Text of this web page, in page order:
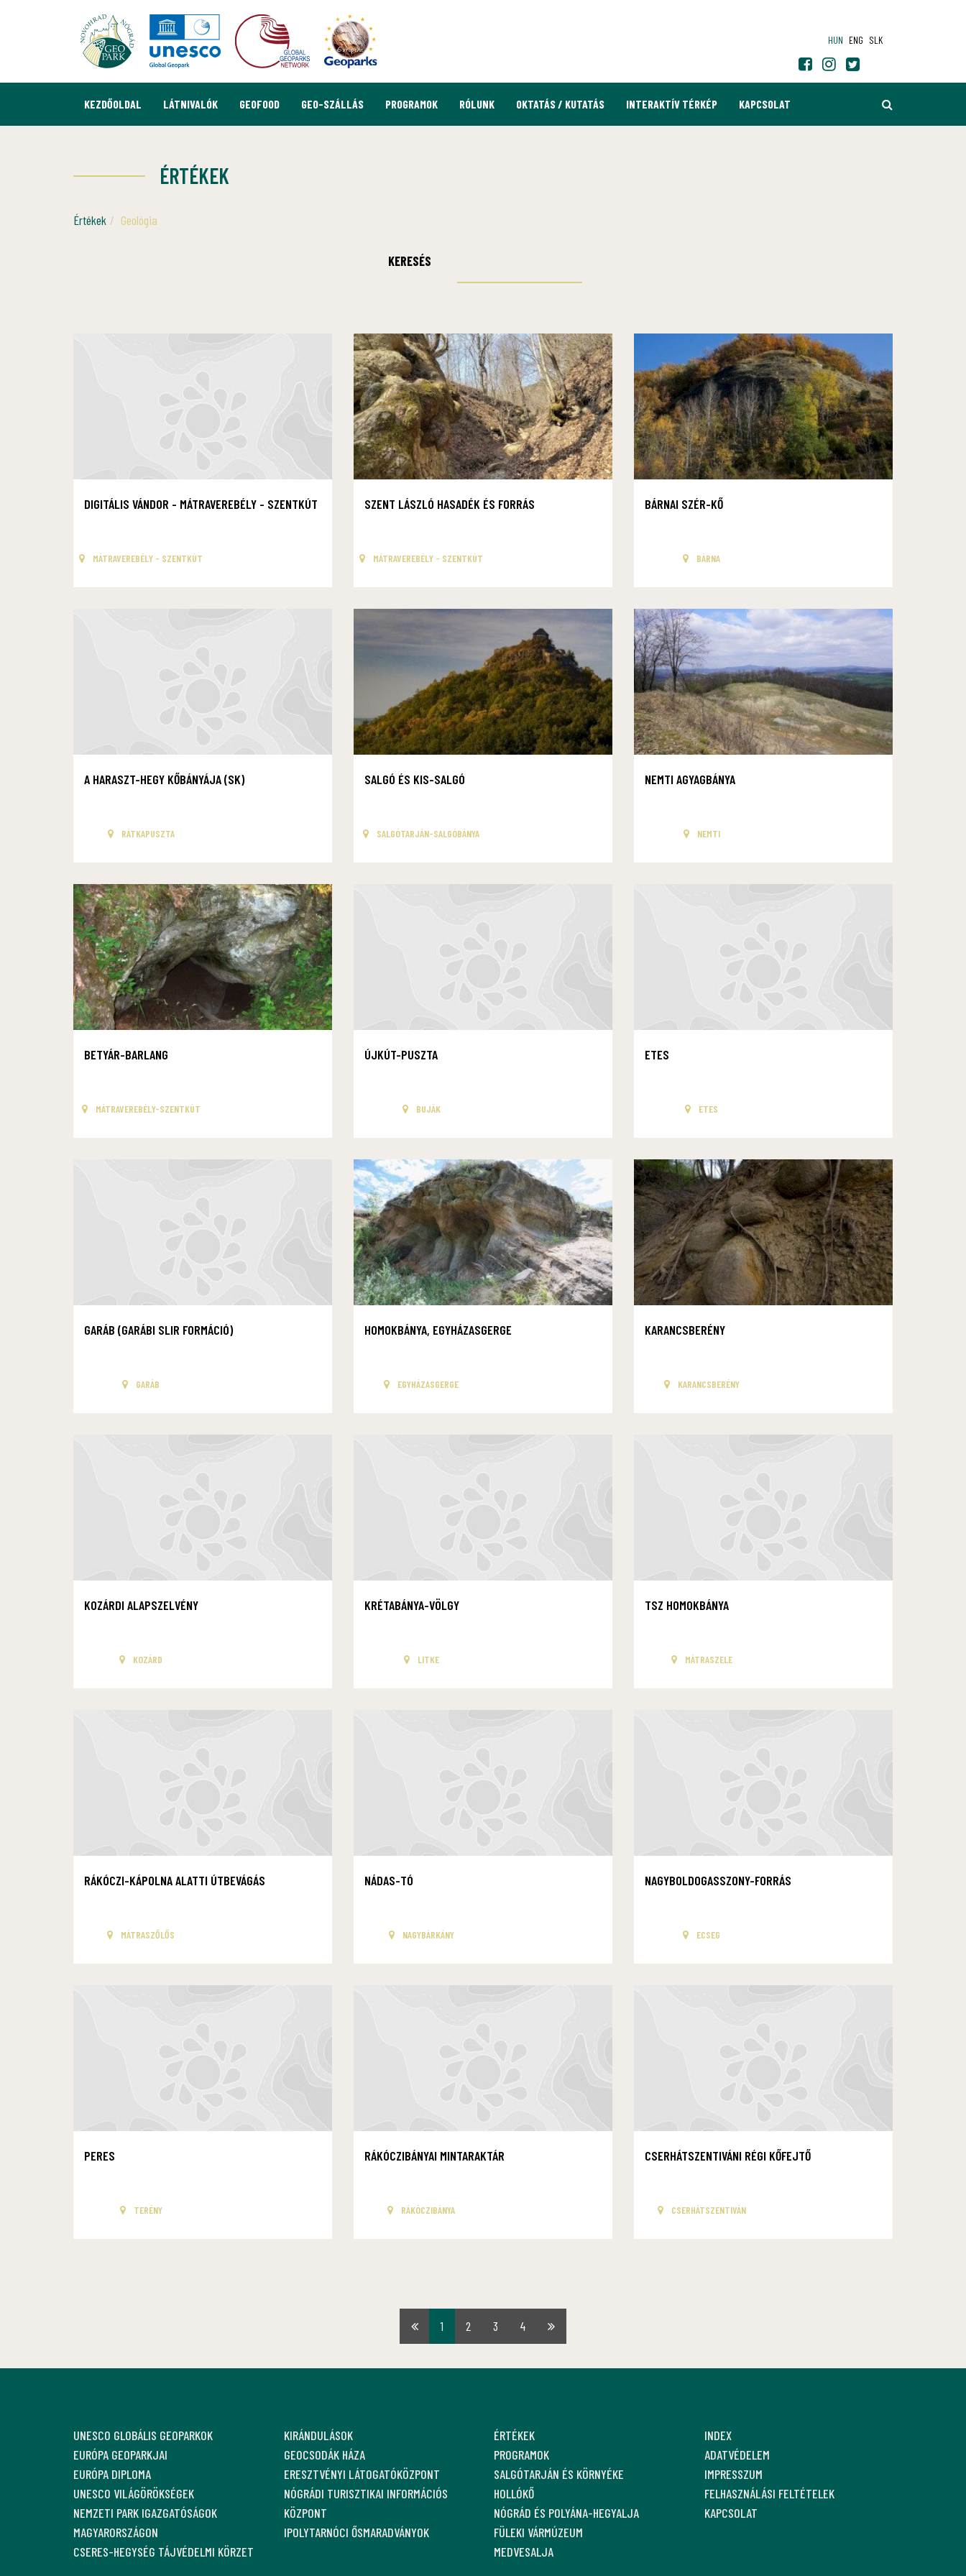
HUN ENG SLK
KEZDŐOLDAL LÁTNIVALÓK GEOFOOD GEO-SZÁLLÁS PROGRAMOK RÓLUNK OKTATÁS / KUTATÁS INTERAKTÍV TÉRKÉP KAPCSOLAT
ÉRTÉKEK
Értékek Geológia
KERESÉS
DIGITÁLIS VÁNDOR - MÁTRAVEREBÉLY - SZENTKÚT
MÁTRAVEREBÉLY - SZENTKÚT
SZENT LÁSZLÓ HASADÉK ÉS FORRÁS
MÁTRAVEREBÉLY - SZENTKÚT
BÁRNAI SZÉR-KŐ
BÁRNA
A HARASZT-HEGY KŐBÁNYÁJA (SK)
RÁTKAPUSZTA
SALGÓ ÉS KIS-SALGÓ
SALGÓTARJÁN-SALGÓBÁNYA
NEMTI AGYAGBÁNYA
NEMTI
BETYÁR-BARLANG
MÁTRAVEREBÉLY-SZENTKÚT
ÚJKÚT-PUSZTA
BUJÁK
ETES
ETES
GARÁB (GARÁBI SLIR FORMÁCIÓ)
GARÁB
HOMOKBÁNYA, EGYHÁZASGERGE
EGYHÁZASGERGE
KARANCSBERÉNY
KARANCSBERÉNY
KOZÁRDI ALAPSZELVÉNY
KOZÁRD
KRÉTABÁNYA-VÖLGY
LITKE
TSZ HOMOKBÁNYA
MÁTRASZELE
RÁKÓCZI-KÁPOLNA ALATTI ÚTBEVÁGÁS
MÁTRASZŐLŐS
NÁDAS-TÓ
NAGYBÁRKÁNY
NAGYBOLDOGASSZONY-FORRÁS
ECSEG
PERES
TERÉNY
RÁKÓCZIBÁNYAI MINTARAKTÁR
RÁKÓCZIBÁNYA
CSERHÁTSZENTIVÁNI RÉGI KŐFEJTŐ
CSERHÁTSZENTIVÁN
Első1 2 3 4
Utolsó
UNESCO GLOBÁLIS GEOPARKOK
EURÓPA GEOPARKJAI
EURÓPA DIPLOMA
UNESCO VILÁGÖRÖKSÉGEK
NEMZETI PARK IGAZGATÓSÁGOK
MAGYARORSZÁGON
CSERES-HEGYSÉG TÁJVÉDELMI KÖRZET
KIRÁNDULÁSOK
GEOCSODÁK HÁZA
ERESZTVÉNYI LÁTOGATÓKÖZPONT
NÓGRÁDI TURISZTIKAI INFORMÁCIÓS
KÖZPONT
IPOLYTARNÓCI ŐSMARADVÁNYOK
ÉRTÉKEK
PROGRAMOK
SALGÓTARJÁN ÉS KÖRNYÉKE
HOLLÓKŐ
NÓGRÁD ÉS POLYÁNA-HEGYALJA
FÜLEKI VÁRMÚZEUM
MEDVESALJA
INDEX
ADATVÉDELEM
IMPRESSZUM
FELHASZNÁLÁSI FELTÉTELEK
KAPCSOLAT